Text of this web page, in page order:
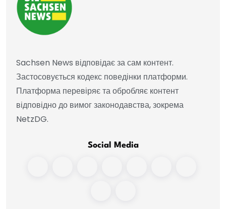
Sachsen News відповідає за сам контент.
Застосовується кодекс поведінки платформи.
Платформа перевіряє та обробляє контент
відповідно до вимог законодавства, зокрема
NetzDG.
Social Media